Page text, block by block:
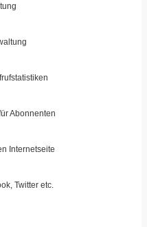
Abonnenten
Internetseite
Twitter etc.